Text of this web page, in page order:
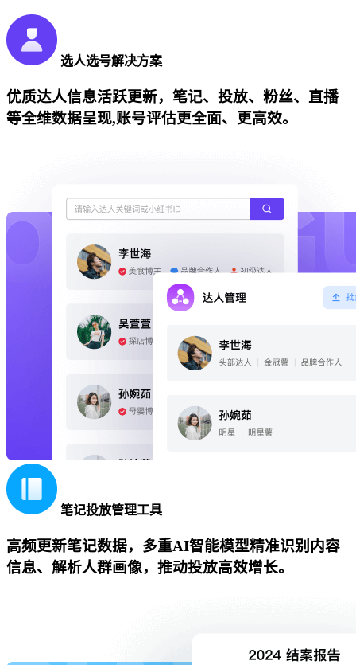
选人选号解决方案
优质达人信息活跃更新，笔记、投放、粉丝、直播
等全维数据呈现,账号评估更全面、更高效。
笔记投放管理工具
高频更新笔记数据，多重AI智能模型精准识别内容
信息、解析人群画像，推动投放高效增长。